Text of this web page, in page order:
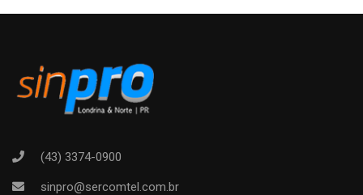
(43) 3374-0900
sinpro@sercomtel.com.br